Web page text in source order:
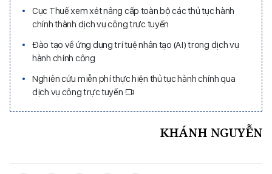
Cục Thuế xem xét nâng cấp toàn bộ các thủ tục hành
chính thành dịch vụ công trực tuyến
Đào tạo về ứng dụng trí tuệ nhân tạo (AI) trong dịch vụ
hành chính công
Nghiên cứu miễn phí thực hiện thủ tục hành chính qua
dịch vụ công trực tuyến
KHÁNH NGUYỄN